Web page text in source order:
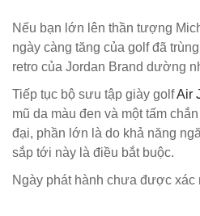
Nếu bạn lớn lên thần tượng
ngày càng tăng của golf đã
retro của Jordan Brand dường
Tiếp tục bộ sưu tập giày golfAir
mũ da màu đen và một tấm
đại, phần lớn là do khả năng
sắp tới này là điều bắt buộc.
Ngày phát hành chưa được xác